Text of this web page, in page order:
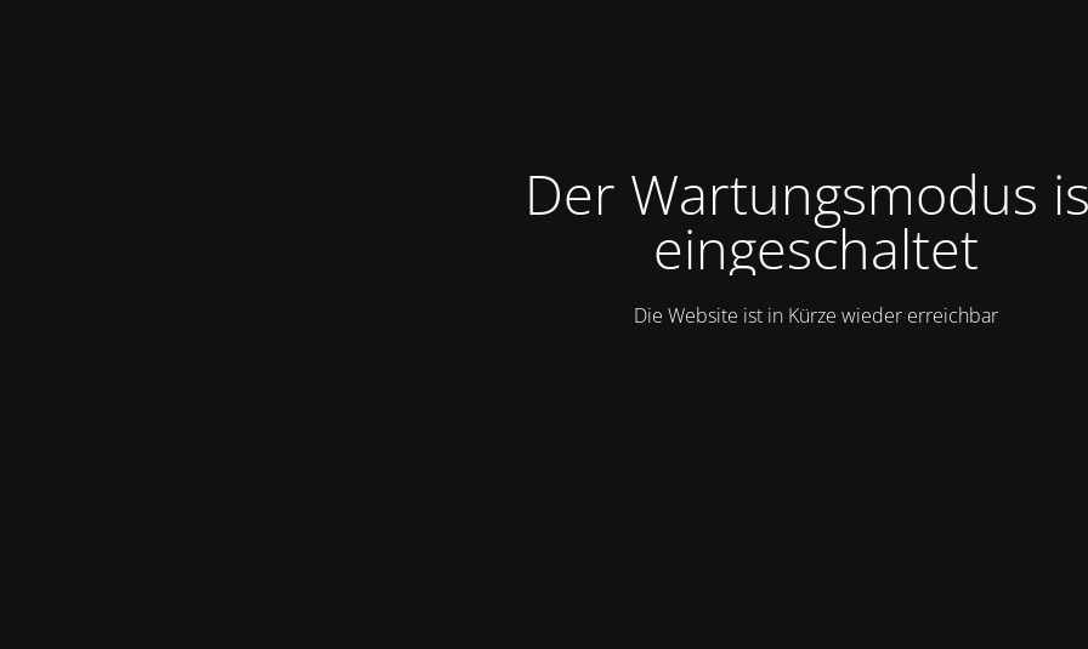
Der Wartungsmodus
eingeschaltet
Die Website ist in Kürze wieder erreichbar